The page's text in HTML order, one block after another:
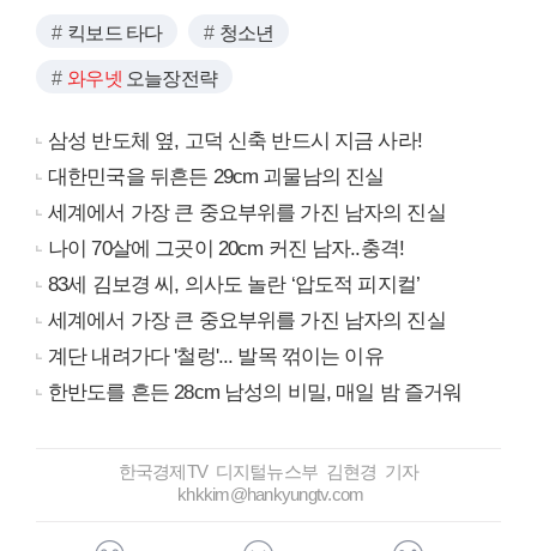
킥보드 타다 청소년
와우넷 오늘장전략
삼성 반도체 옆, 고덕 신축 반드시 지금 사라!
대한민국을 뒤흔든 29cm 괴물남의 진실
세계에서 가장 큰 중요부위를 가진 남자의 진실
나이 70살에 그곳이 20cm 커진 남자..충격!
83세 김보경 씨, 의사도 놀란 ‘압도적 피지컬’
세계에서 가장 큰 중요부위를 가진 남자의 진실
계단 내려가다 '철렁'... 발목 꺾이는 이유
한반도를 흔든 28cm 남성의 비밀, 매일 밤 즐거워
한국경제TV 디지털뉴스부 김현경 기자
khkkim@hankyungtv.com